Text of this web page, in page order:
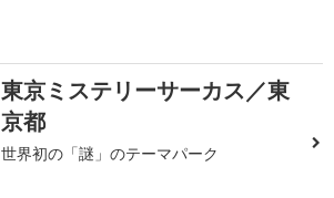
東京ミステリーサーカス／東
京都
世界初の「謎」のテーマパーク